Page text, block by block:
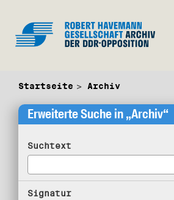
Startseite Archiv
Erweiterte Suche in „Archiv“
Suchtext
Signatur